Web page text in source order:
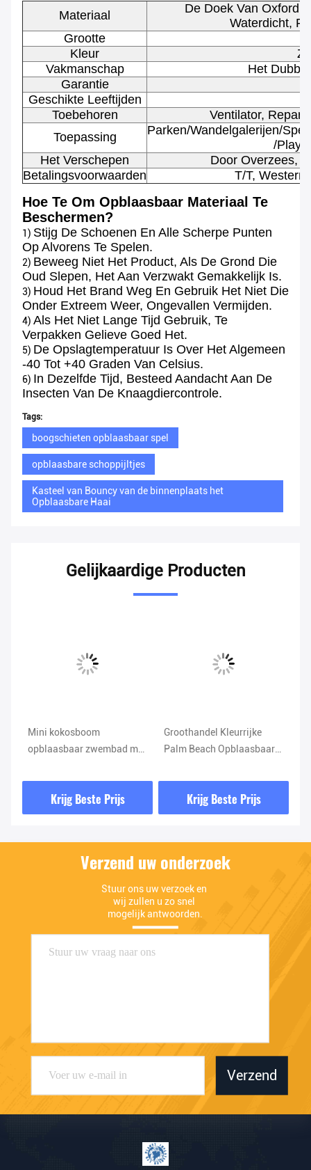
Materiaal
De Doek Van Oxford
Waterdicht,
Grootte
Kleur
Vakmanschap
Het
Garantie
Geschikte Leeftijden
Toebehoren
Ventilator,
Toepassing
Parken/wandelgalerijen/
/
Het Verschepen
Door Overzees,
Betalingsvoorwaarden
T/T, Western
Hoe Te Om Opblaasbaar Materiaal Te
Beschermen?
1) Stijg De Schoenen En Alle Scherpe Punten
Op Alvorens Te Spelen.
2) Beweeg Niet Het Product, Als De Grond Die
Oud Slepen, Het Aan Verzwakt Gemakkelijk Is.
3) Houd Het Brand Weg En Gebruik Het Niet Die
Onder Extreem Weer, Ongevallen Vermijden.
4) Als Het Niet Lange Tijd Gebruik, Te
Verpakken Gelieve Goed Het.
5) De Opslagtemperatuur Is Over Het Algemeen
-40 Tot +40 Graden Van Celsius.
6) In Dezelfde Tijd, Besteed Aandacht Aan De
Insecten Van De Knaagdiercontrole.
Tags:
boogschieten opblaasbaar spel
opblaasbare schoppijltjes
Kasteel van Bouncy van de binnenplaats het
Opblaasbare Haai
Gelijkaardige Producten
Mini kokosboom
opblaasbaar zwembad met
feest
Krijg Beste Prijs
Groothandel Kleurrijke
Palm Beach Opblaasbaar
Zwembad voor Plezier
Krijg Beste Prijs
Verzend uw onderzoek
Stuur ons uw verzoek en
wij zullen u zo snel
mogelijk antwoorden.
Verzend